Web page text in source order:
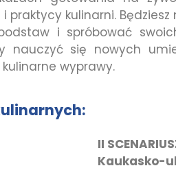
praktycy kulinarni. Będziesz
i spróbować
nauczyć się nowych
wyprawy.
II
Kaukasko-